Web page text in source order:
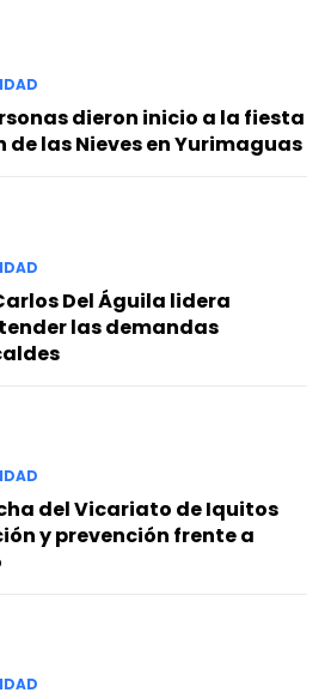
Planes
dieron inicio a la fiesta
las Nieves en Yurimaguas
Del Águila lidera
las demandas
del Vicariato de Iquitos
y prevención frente a